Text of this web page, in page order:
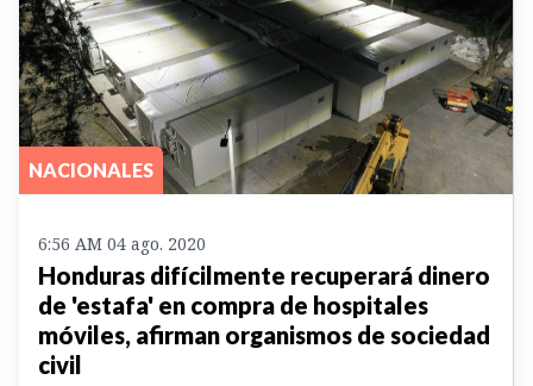
NACIONALES
6:56 AM 04 ago. 2020
Honduras difícilmente recuperará dinero
de 'estafa' en compra de hospitales
móviles, afirman organismos de sociedad
civil